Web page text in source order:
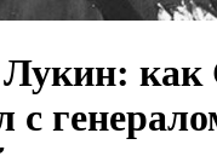
как
с